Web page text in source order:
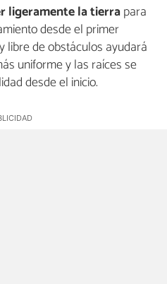
ligeramente la tierrapara
desde el primer
libre de obstáculos ayudará
uniforme y las raíces se
desde el inicio.